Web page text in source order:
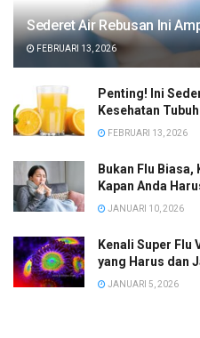
Sederet Air Rebusan Ini
FEBRUARI 13, 2026
Penting! Ini
Kesehatan Tubuh
FEBRUARI 13, 2026
Bukan Flu Biasa,
Kapan Anda
JANUARI 10, 2026
Kenali Super Flu
yang Harus dan
JANUARI 5, 2026